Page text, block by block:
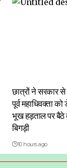
छात्रों ने सरकार
पूर्व महाधिवक्ता
भूख हड़ताल पर बैठे
बिगड़ी
10 hours ago